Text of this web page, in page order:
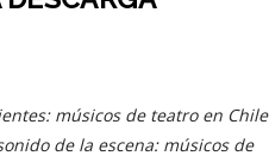
músicos de teatro en Chile
de la escena: músicos de